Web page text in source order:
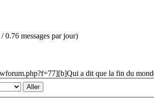
0.76 messages par jour)
a dit que la fin du